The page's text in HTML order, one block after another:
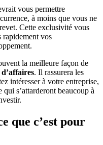
vous permettre
à moins que vous ne
Cette exclusivité vous
rapidement vos
la meilleure façon de
. Il rassurera les
intéresser à votre entreprise,
s’attarderont beaucoup à
que c’est pour